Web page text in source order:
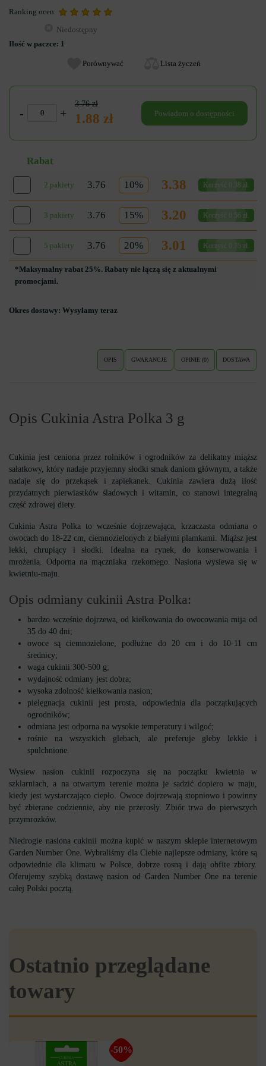
Ranking ocen:
Niedostępny
Ilość w paczce: 1
Porównywać Lista życzeń
- +
3.76 zł
1.88 zł Powiadom o dostępności
Rabat
2 pakiety 3.76 10% 3.38 Korzyść 0.38 zł.
3 pakiety 3.76 15% 3.20 Korzyść 0.56 zł.
5 pakiety 3.76 20% 3.01 Korzyść 0.75 zł.
*Maksymalny rabat 25%. Rabaty nie łączą się z aktualnymi
promocjami.
Okres dostawy: Wysyłamy teraz
OPIS GWARANCJE OPINIE (0) DOSTAWA
Opis Cukinia Astra Polka 3 g
Cukinia jest ceniona przez rolników i ogrodników za delikatny miąższ
sałatkowy, który nadaje przyjemny słodki smak daniom głównym, a także
nadaje się do przekąsek i zapiekanek. Cukinia zawiera dużą ilość
przydatnych pierwiastków śladowych i witamin, co stanowi integralną
część zdrowej diety.
Cukinia Astra Polka to wcześnie dojrzewająca, krzaczasta odmiana o
owocach do 18-22 cm, ciemnozielonych z białymi plamkami. Miąższ jest
lekki, chrupiący i słodki. Idealna na rynek, do konserwowania i
mrożenia. Odporna na mączniaka rzekomego. Nasiona wysiewa się w
kwietniu-maju.
Opis odmiany cukinii Astra Polka:
bardzo wcześnie dojrzewa, od kiełkowania do owocowania mija od
35 do 40 dni;
owoce są ciemnozielone, podłużne do 20 cm i do 10-11 cm
średnicy;
waga cukinii 300-500 g;
wydajność odmiany jest dobra;
wysoka zdolność kiełkowania nasion;
pielęgnacja cukinii jest prosta, odpowiednia dla początkujących
ogrodników;
odmiana jest odporna na wysokie temperatury i wilgoć;
rośnie na wszystkich glebach, ale preferuje gleby lekkie i
spulchnione.
Wysiew nasion cukinii rozpoczyna się na początku kwietnia w
szklarniach, a na otwartym terenie można je sadzić dopiero w maju,
kiedy jest wystarczająco ciepło. Owoce dojrzewają stopniowo i powinny
być zbierane codziennie, aby nie przerosły. Zbiór trwa do pierwszych
przymrozków.
Niedrogie nasiona cukinii można kupić w naszym sklepie internetowym
Garden Number One. Wybraliśmy dla Ciebie najlepsze odmiany, które są
odpowiednie dla klimatu w Polsce, dobrze rosną i dają obfite zbiory.
Oferujemy szybką dostawę nasion od Garden Number One na terenie
całej Polski pocztą.
Ostatnio przeglądane
towary
-50%